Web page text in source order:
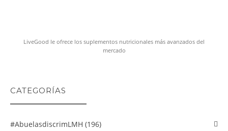
LiveGood le ofrece los suplementos nutricionales más avanzados del
mercado
CATEGORÍAS
#abuelasdiscrimLMH (196)